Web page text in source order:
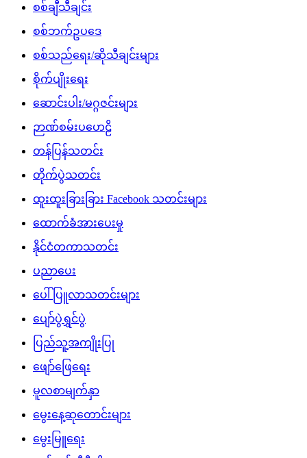
စစ်ချီသီချင်း
စစ်ဘက်ဥပဒေ
စစ်သည်ရေး/ဆိုသီချင်းများ
စိုက်ပျိုးရေး
ဆောင်းပါး/မဂ္ဂဇင်းများ
ဉာဏ်စမ်းပဟေဠိ
တန်ပြန်သတင်း
တိုက်ပွဲသတင်း
ထူးထူးခြားခြား Facebook သတင်းများ
ထောက်ခံအားပေးမှု
နိုင်ငံတကာသတင်း
ပညာပေး
ပေါ်ပြူလာသတင်းများ
ပျော်ပွဲရွှင်ပွဲ
ပြည်သူ့အကျိုးပြု
ဖျော်ဖြေရေး
မူလစာမျက်နှာ
မွေးနေ့ဆုတောင်းများ
မွေးမြူရေး